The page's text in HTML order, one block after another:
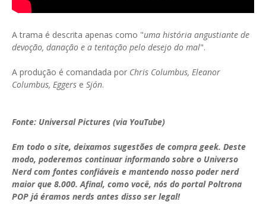
A trama é descrita apenas como "uma história angustiante de
devoção, danação e a tentação pelo desejo do mal".
A produção é comandada por Chris Columbus, Eleanor
Columbus, Eggers e Sjón.
Fonte: Universal Pictures (via YouTube)
Em todo o site, deixamos sugestões de compra geek. Deste
modo, poderemos continuar informando sobre o Universo
Nerd com fontes confiáveis e mantendo nosso poder nerd
maior que 8.000. Afinal, como você, nós do portal Poltrona
POP já éramos nerds antes disso ser legal!